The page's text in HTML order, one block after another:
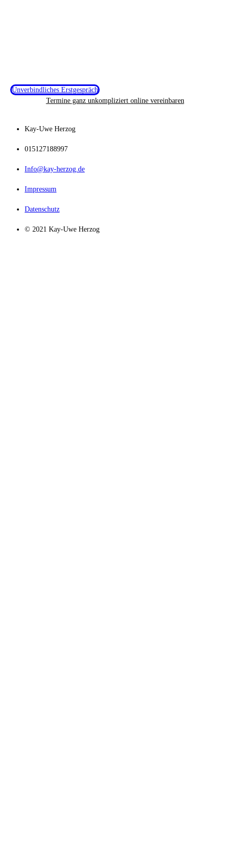
Unverbindliches Erstgespräch
Termine ganz unkompliziert online vereinbaren
Kay-Uwe Herzog
015127188997
Info@kay-herzog.de
Impressum
Datenschutz
© 2021 Kay-Uwe Herzog